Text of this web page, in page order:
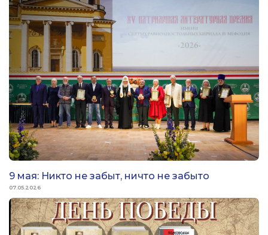
9 мая: Никто не забыт, ничто не забыто
07.05.2026